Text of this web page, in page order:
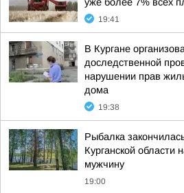
19:41
В Кургане
доследственной
нарушении прав
дома
19:38
Рыбалка
Курганской области
мужчину
19:00